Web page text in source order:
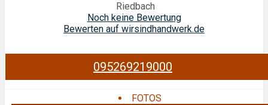
Riedbach
Noch keine Bewertung
Bewerten auf wirsindhandwerk.de
095269219000
FOTOS